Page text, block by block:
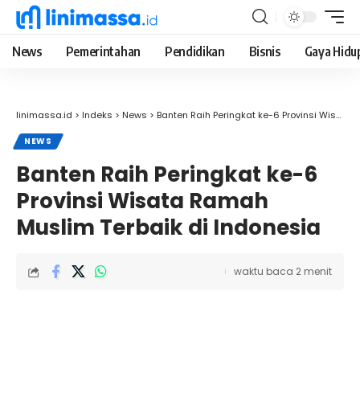
News Pemerintahan Pendidikan Bisnis Gaya
linimassa.id > Indeks > News > Banten Raih Peringkat ke-6 Provinsi Wisata Ramah Muslim Terbaik di Indonesia
NEWS
Banten Raih Peringkat ke-6
Provinsi Wisata Ramah
Muslim Terbaik di Indonesia
waktu baca 2 menit